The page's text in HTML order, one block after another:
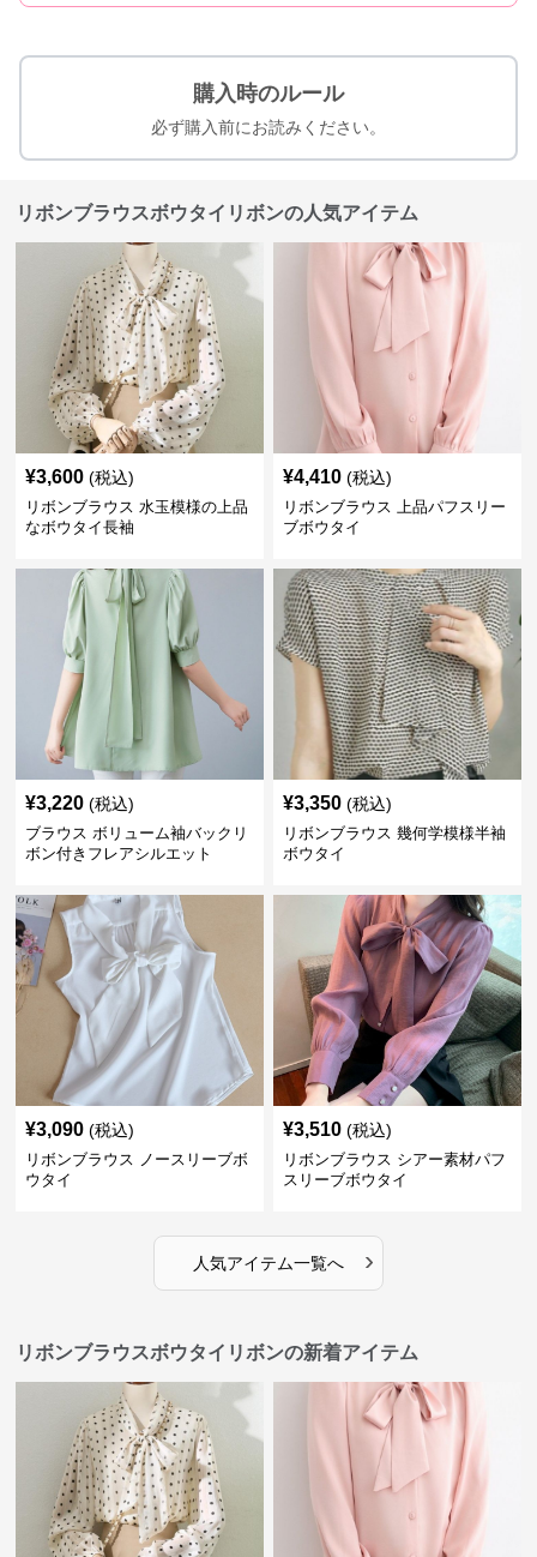
購入時のルール
必ず購入前にお読みください。
リボンブラウスボウタイリボンの人気アイテム
¥3,600 (税込)
リボンブラウス 水玉模様の上品
なボウタイ長袖
¥4,410 (税込)
リボンブラウス 上品パフスリー
ブボウタイ
¥3,220 (税込)
ブラウス ボリューム袖バックリ
ボン付きフレアシルエット
¥3,350 (税込)
リボンブラウス 幾何学模様半袖
ボウタイ
¥3,090 (税込)
リボンブラウス ノースリーブボ
ウタイ
¥3,510 (税込)
リボンブラウス シアー素材パフ
スリーブボウタイ
人気アイテム一覧へ ›
リボンブラウスボウタイリボンの新着アイテム